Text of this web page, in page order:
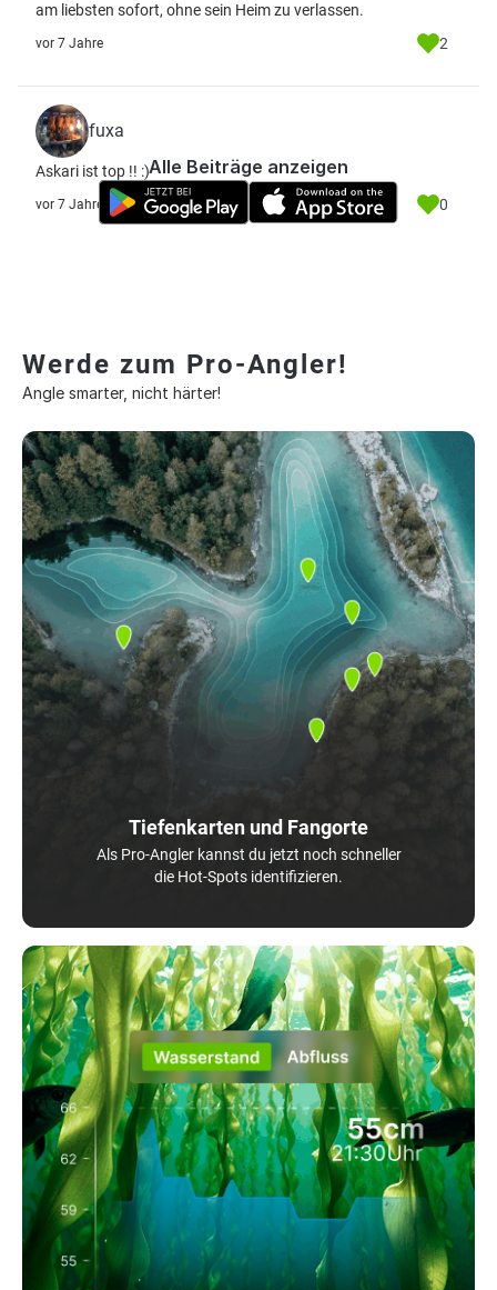
am liebsten sofort, ohne sein Heim zu verlassen.
vor 7 Jahre 2
fuxa
Askari ist top !! :)
vor 7 Jahre 0
Alle Beiträge anzeigen
Werde zum Pro-Angler!
Angle smarter, nicht härter!
Tiefenkarten und Fangorte
Als Pro-Angler kannst du jetzt noch schneller
die Hot-Spots identifizieren.